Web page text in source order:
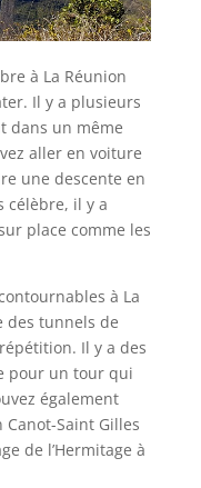
à La Réunion
Il y a plusieurs
dans un même
aller en voiture
une descente en
célèbre, il y a
place comme les
à La
des tunnels de
Il y a des
pour un tour qui
également
Saint Gilles
de l’Hermitage à